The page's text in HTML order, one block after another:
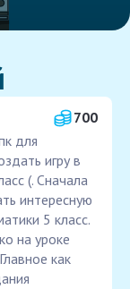
700
для
игру в
(. Сначала
интересную
5 класс.
на уроке
как